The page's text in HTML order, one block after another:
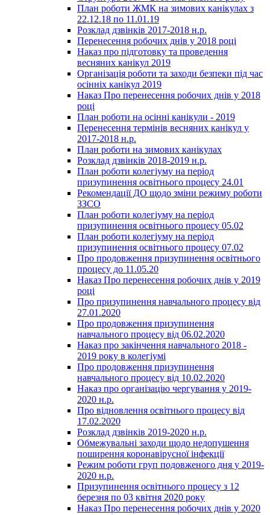
План роботи ЖМК на зимових канікулах з
22.12.18 по 11.01.19
Розклад дзвінків 2017-2018 н.р.
Перенесення робочих днів у 2018 році
Наказ про підготовку та проведення
весняних канікул 2019
Організація роботи та заходи безпеки під час
осінніх канікул 2019
Наказ Про перенесення робочих днів у 2018
році
План роботи на осінні канікули - 2019
Перенесення термінів весняних канікул у
2017-2018 н.р.
План роботи на зимових канікулах
Розклад дзвінків 2018-2019 н.р.
План роботи колегіуму на період
призупинення освітнього процесу 24.01
Рекомендації ДО щодо зміни режиму роботи
ЗЗСО
План роботи колегіуму на період
призупинення освітнього процесу 05.02
План роботи колегіуму на період
призупинення освітнього процесу 07.02
Про продовження призупинення освітнього
процесу до 11.05.20
Наказ Про перенесення робочих днів у 2019
році
Про призупинення навчального процесу від
27.01.2020
Про продовження призупинення
навчального процесу від 06.02.2020
Наказ про закінчення навчального 2018 -
2019 року в колегіумі
Про продовження призупинення
навчального процесу від 10.02.2020
Наказ про організацію чергування у 2019-
2020 н.р.
Про відновлення освітнього процесу від
17.02.2020
Розклад дзвінків 2019-2020 н.р.
Обмежувальні заходи щодо недопушення
поширення коронавірусної інфекції
Режим роботи груп подовженого дня у 2019-
2020 н.р.
Призупинення освітнього процесу з 12
березня по 03 квітня 2020 року
Наказ Про перенесення робочих днів у 2020